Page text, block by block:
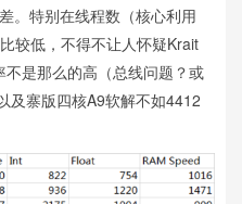
。特别在线程数（核心利用
较低，不得不让人怀疑Krait
是那么的高（总线问题？或
及寨版四核A9软解不如4412